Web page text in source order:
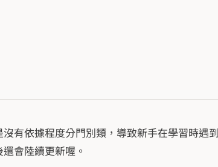
有依據程度分門別類，導致新手在學習時遇
會陸續更新喔。